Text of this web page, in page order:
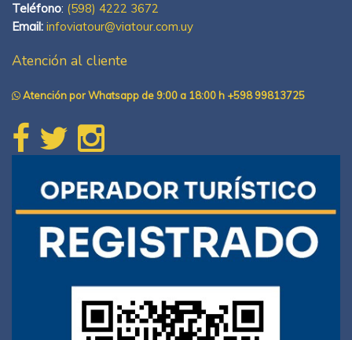
Teléfono: (598) 4222 3672
Email: infoviatour@viatour.com.uy
Atención al cliente
Atención por Whatsapp de 9:00 a 18:00 h +598 99813725